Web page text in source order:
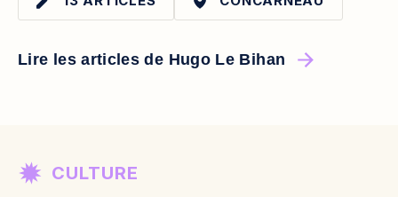
Lire les articles de Hugo Le Bihan
CULTURE